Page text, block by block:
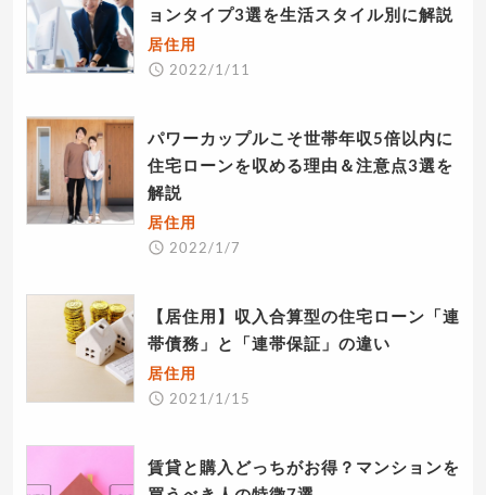
ョンタイプ3選を生活スタイル別に解説
居住用
2022/1/11
パワーカップルこそ世帯年収5倍以内に
住宅ローンを収める理由＆注意点3選を
解説
居住用
2022/1/7
【居住用】収入合算型の住宅ローン「連
帯債務」と「連帯保証」の違い
居住用
2021/1/15
賃貸と購入どっちがお得？マンションを